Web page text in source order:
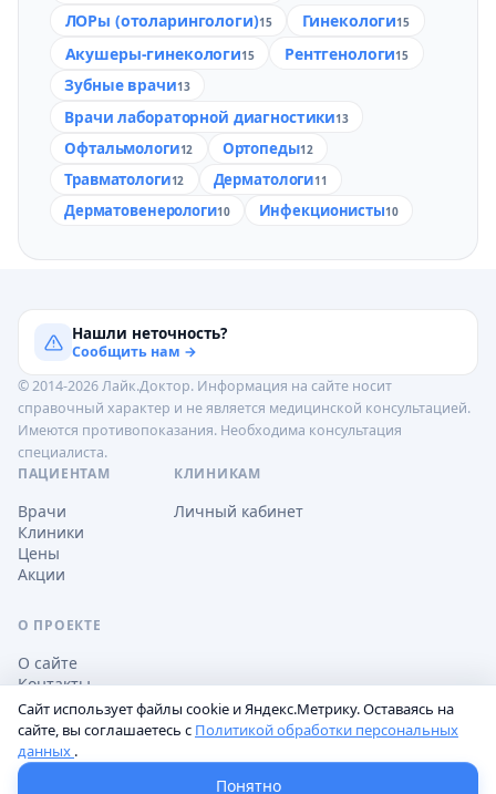
ЛОРы (отоларингологи)15 Гинекологи15
Акушеры-гинекологи15 Рентгенологи15
Зубные врачи13
Врачи лабораторной диагностики13
Офтальмологи12 Ортопеды12
Травматологи12 Дерматологи11
Дерматовенерологи10 Инфекционисты10
Нашли неточность?
Сообщить нам →
© 2014-2026 Лайк.Доктор. Информация на сайте носит
справочный характер и не является медицинской консультацией.
Имеются противопоказания. Необходима консультация
специалиста.
ПАЦИЕНТАМ
Врачи
Клиники
Цены
Акции
КЛИНИКАМ
Личный кабинет
О ПРОЕКТЕ
О сайте
Контакты
Обработка персональных данных
Пользовательское соглашениеНастройки cookie
Сайт использует файлы cookie и Яндекс.Метрику. Оставаясь на
сайте, вы соглашаетесь с Политикой обработки персональных
данных .
Понятно